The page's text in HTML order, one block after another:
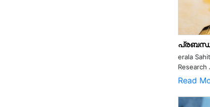
erala
Research
Read